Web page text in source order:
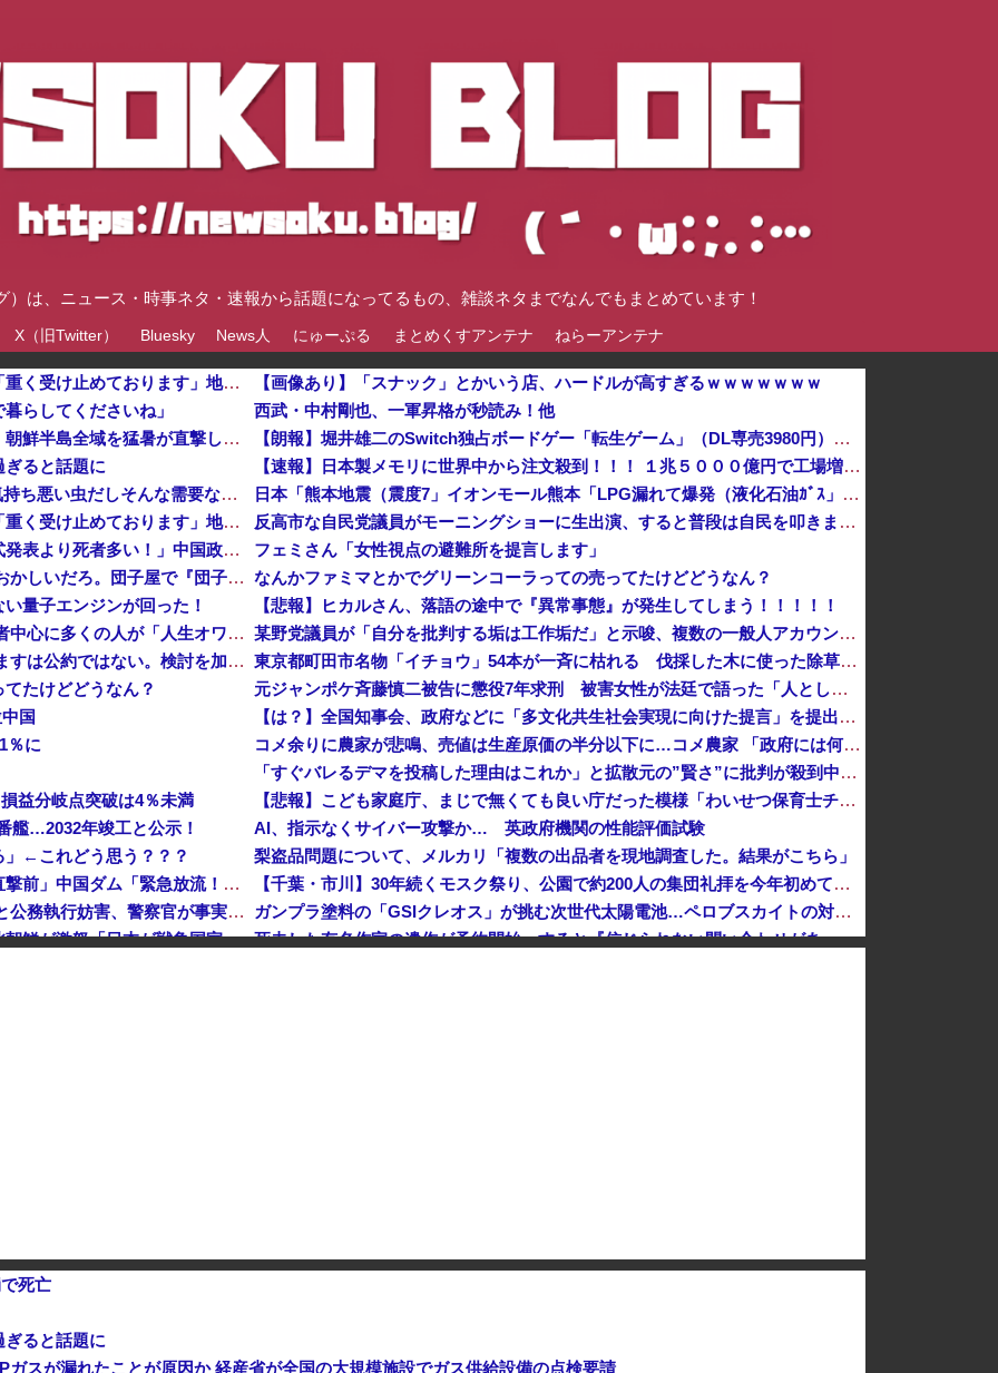
は、ニュース・時事ネタ・速報から話題になってるもの、雑談ネタまでなんでもまとめています！
X（旧Twitter） Bluesky News人 にゅーぷる まとめくすアンテナ ねらーアンテナ
【倉庫型陳列】熊本地震でコストコの商品落下「重く受け止めております」地震大国で「高積み陳列」が心配...IKEAにも聞いた
らしてくださいね」
格安電気代のためにインフラ投資を怠った韓国、朝鮮半島全域を猛暑が直撃してしまった結果……他
ぎると話題に
【予算100万】 市長「特定外来生物クビアカは気持ち悪い虫だしそんな需要ないと思う」1匹300円相当の報奨金→初日に42万取られ焦り
【倉庫型陳列】熊本地震でコストコの商品落下「重く受け止めております」地震大国で「高積み陳列」が心配...IKEAにも聞いた
中国「大洪水！」中国ダム「決壊」地元民「公式発表より死者多い！」中国政府「住民拘束！（安否不明」中国当局「救助隊動画も削除」台風13号「三峡ダム接近中」→
【正論】 有吉「『俺テレビ見ない』って言う奴おかしいだろ。団子屋で『団子食べない』って言うか？」
量子エンジンが回った！
【株式投資】 韓国で「真夏の世の夢」崩壊、若者中心に多くの人が「人生オワタ」―中国メディア
【動画】 石破「公約を果たすというが、減税しますは公約ではない。検討を加速するというのが公約だ」
たけどどうなん？
国
％に
益分岐点突破は4％未満
艦…2032年竣工と公示！
」←これどう思う？？？
中国「大洪水！」三峡ダム「大雨で増水（台風直撃前」中国ダム「緊急放流！」中国鉄道「列車が走行中に流される」中国避難所「支援物資は有料です」謎の勢力「え」→
【速報】 玉川徹「死んでいなければ銃刀法違反と公務執行妨害、警察官が事実上の死刑にした」
日本が長距離巡航ミサイルの試験発射に成功！北朝鮮が激怒「日本が戦争国家になろうとしている」「絶対に傍観しない、必ず後悔させる」
【画像あり】「スナック」とかいう店、ハードルが高すぎるｗｗｗｗｗｗｗ
西武・中村剛也、一軍昇格が秒読み！他
【朗報】堀井雄二のSwitch独占ボードゲー「転生ゲーム」（DL専売3980円）が今日発売なうえ微妙
【速報】日本製メモリに世界中から注文殺到！！！ １兆５０００億円で工場増築へ
日本「熊本地震（震度7」イオンモール熊本「LPG漏れて爆発（液化石油ｶﾞｽ」日本「爆発で火災が吹き飛ぶ（爆轟発生説」ハビタ「遺族説明の虚偽を認め...
反高市な自民党議員がモーニングショーに生出演、すると普段は自民を叩きまくりの某出演者が……
フェミさん「女性視点の避難所を提言します」
なんかファミマとかでグリーンコーラっての売ってたけどどうなん？
【悲報】ヒカルさん、落語の途中で『異常事態』が発生してしまう！！！！！
某野党議員が「自分を批判する垢は工作垢だ」と示唆、複数の一般人アカウントを晒し上げにしてしまい……
東京都町田市名物「イチョウ」54本が一斉に枯れる 伐採した木に使った除草剤が根をつたったか 市は植え直しへ [8/5]
元ジャンポケ斉藤慎二被告に懲役7年求刑 被害女性が法廷で語った「人としての尊厳を踏みにじられた」
【は？】全国知事会、政府などに「多文化共生社会実現に向けた提言」を提出 「国は在留外国人を労働者と見ているが、日本人と同じ生活者」
コメ余りに農家が悲鳴、売値は生産原価の半分以下に…コメ農家 「政府には何の期待もできない。高市総理は何を考えているのかな。分からん。もう愛想尽か...
「すぐバレるデマを投稿した理由はこれか」と拡散元の”賢さ”に批判が殺到中、自称ジャーナリストのやり口というのが……
【悲報】こども家庭庁、まじで無くても良い庁だった模様「わいせつ保育士チェック義務、約6000施設で活用されず」
AI、指示なくサイバー攻撃か… 英政府機関の性能評価試験
梨盗品問題について、メルカリ「複数の出品者を現地調査した。結果がこちら」
【千葉・市川】30年続くモスク祭り、公園で約200人の集団礼拝を今年初めて認めず
ガンプラ塗料の「GSIクレオス」が挑む次世代太陽電池…ペロブスカイトの対抗馬か！
死去した有名作家の遺作が予約開始、すると『信じられない問い合わせがあった』と書店員が明らかにして……
死亡
ぎると話題に
スが漏れたことが原因か 経産省が全国の大規模施設でガス供給設備の点検要請